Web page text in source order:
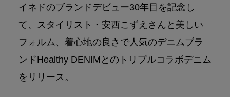
イネドのブランドデビュー30年目を記念し
て、
スタイリスト・安西こずえさんと美しい
フォルム、着心地の良さで人気のデニムブラ
ンドHealthy DENIMとのトリプルコラボデニム
をリリース。